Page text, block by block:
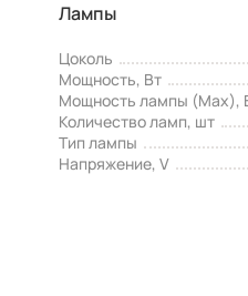
Лампы
Цоколь
Мощность, Вт
Мощность лампы (Max),
Количество ламп, шт
Тип лампы
Напряжение, V